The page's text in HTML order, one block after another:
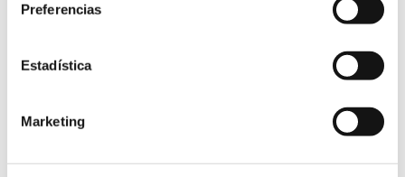
Preferencias
Estadística
Marketing
mayo 2025
abril 2025